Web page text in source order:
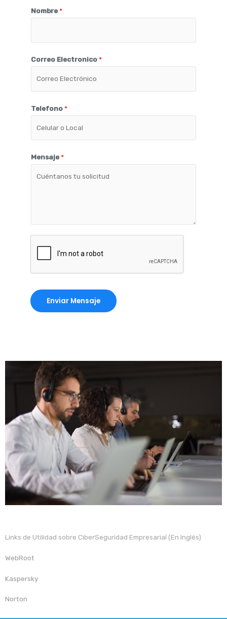
Nombre*
Correo Electronico*
Telefono*
Mensaje*
Enviar Mensaje
Links de Utilidad sobre CiberSeguridad Empresarial (En Inglés)
WebRoot
Kaspersky
Norton